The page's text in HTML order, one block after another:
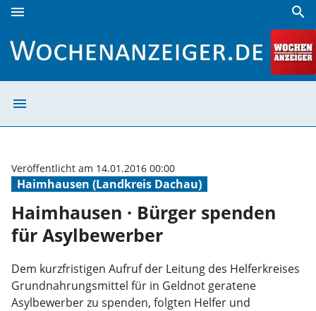
menu search
menu
Haimhausen (Landkreis Dachau)
Veröffentlicht am 14.01.2016 00:00
Haimhausen · Bürger spenden
für Asylbewerber
Dem kurzfristigen Aufruf der Leitung des Helferkreises
Grundnahrungsmittel für in Geldnot geratene
Asylbewerber zu spenden, folgten Helfer und